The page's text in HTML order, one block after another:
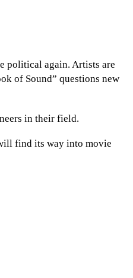
political again. Artists are
of Sound” questions new
in their field.
find its way into movie